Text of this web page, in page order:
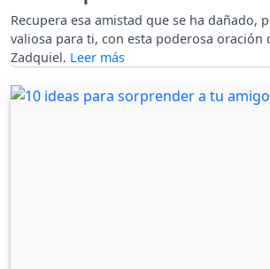
Recupera esa amistad que se ha dañado,
valiosa para ti, con esta poderosa oración
Zadquiel.